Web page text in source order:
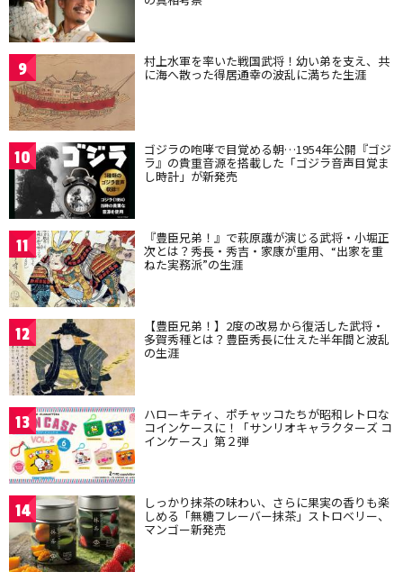
9 村上水軍を率いた戦国武将！幼い弟を支え、共
に海へ散った得居通幸の波乱に満ちた生涯
10 ゴジラの咆哮で目覚める朝…1954年公開『ゴジ
ラ』の貴重音源を搭載した「ゴジラ音声目覚ま
し時計」が新発売
11 『豊臣兄弟！』で萩原護が演じる武将・小堀正
次とは？秀長・秀吉・家康が重用、“出家を重
ねた実務派”の生涯
12 【豊臣兄弟！】2度の改易から復活した武将・
多賀秀種とは？豊臣秀長に仕えた半年間と波乱
の生涯
13 ハローキティ、ポチャッコたちが昭和レトロな
コインケースに！「サンリオキャラクターズ コ
インケース」第２弾
14 しっかり抹茶の味わい、さらに果実の香りも楽
しめる「無糖フレーバー抹茶」ストロベリー、
マンゴー新発売